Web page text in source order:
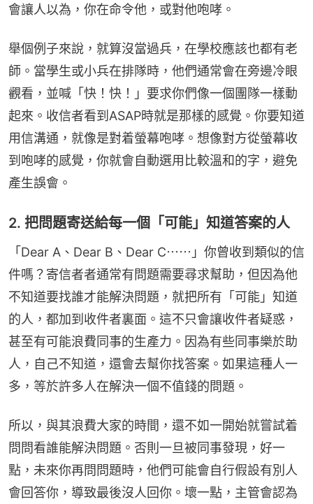
會讓人以為，你在命令他，或對他咆哮。
舉個例子來說，就算沒當過兵，在學校應該也都有老
師。當學生或小兵在排隊時，他們通常會在旁邊冷眼
觀看，並喊「快！快！」要求你們像一個團隊一樣動
起來。收信者看到ASAP時就是那樣的感覺。你要知道
用信溝通，就像是對着螢幕咆哮。想像對方從螢幕收
到咆哮的感覺，你就會自動選用比較溫和的字，避免
產生誤會。
2. 把問題寄送給每一個「可能」知道答案的人
「Dear A、Dear B、Dear C⋯⋯」你曾收到類似的信
件嗎？寄信者者通常有問題需要尋求幫助，但因為他
不知道要找誰才能解決問題，就把所有「可能」知道
的人，都加到收件者裏面。這不只會讓收件者疑惑，
甚至有可能浪費同事的生產力。因為有些同事樂於助
人，自己不知道，還會去幫你找答案。如果這種人一
多，等於許多人在解決一個不值錢的問題。
所以，與其浪費大家的時間，還不如一開始就嘗試着
問問看誰能解決問題。否則一旦被同事發現，好一
點，未來你再問問題時，他們可能會自行假設有別人
會回答你，導致最後沒人回你。壞一點，主管會認為